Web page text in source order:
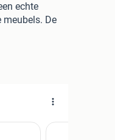
echte
meubels. De